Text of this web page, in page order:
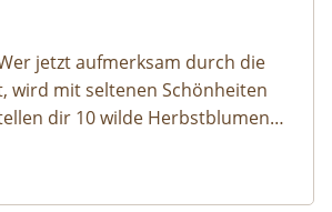
jetzt aufmerksam durch die
wird mit seltenen Schönheiten
dir 10 wilde Herbstblumen